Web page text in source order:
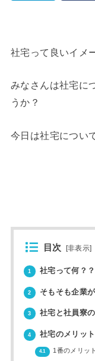
社宅って良いイメ
みなさんは社宅に
うか？
今日は社宅につい
目次 [非表示]
1 社宅って何？？
2 そもそも企業
3 社宅と社員寮
4 社宅のメリッ
4.1 1番のメリッ